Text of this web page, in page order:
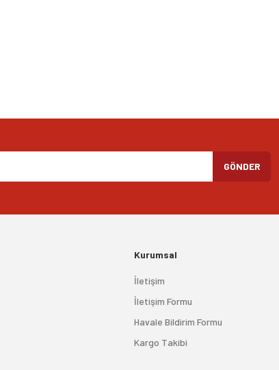
GÖNDER
Kurumsal
İletişim
İletişim Formu
Havale Bildirim Formu
Kargo Takibi